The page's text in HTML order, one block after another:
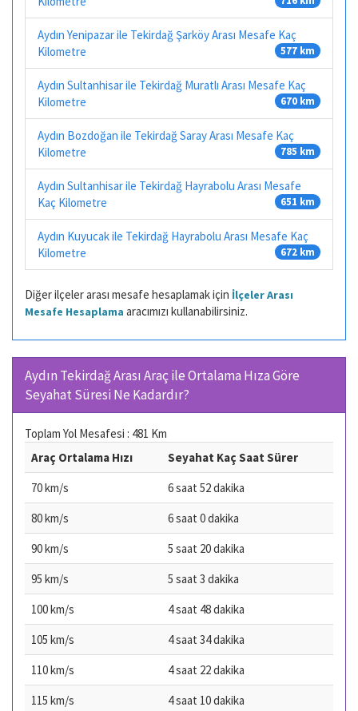
Aydın Yenipazar ile Tekirdağ Şarköy Arası Mesafe Kaç
Kilometre
577 km
Aydın Sultanhisar ile Tekirdağ Muratlı Arası Mesafe Kaç
Kilometre
670 km
Aydın Bozdoğan ile Tekirdağ Saray Arası Mesafe Kaç
Kilometre
785 km
Aydın Sultanhisar ile Tekirdağ Hayrabolu Arası Mesafe
Kaç Kilometre
651 km
Aydın Kuyucak ile Tekirdağ Hayrabolu Arası Mesafe Kaç
Kilometre
672 km
Diğer ilçeler arası mesafe hesaplamak için İlçeler Arası
Mesafe Hesaplama aracımızı kullanabilirsiniz.
Aydın Tekirdağ Arası Araç ile Ortalama Hıza Göre
Seyahat Süresi Ne Kadardır?
Toplam Yol Mesafesi : 481 Km
Araç Ortalama Hızı
Seyahat Kaç Saat Sürer
70 km/s
6 saat 52 dakika
80 km/s
6 saat 0 dakika
90 km/s
5 saat 20 dakika
95 km/s
5 saat 3 dakika
100 km/s
4 saat 48 dakika
105 km/s
4 saat 34 dakika
110 km/s
4 saat 22 dakika
115 km/s
4 saat 10 dakika